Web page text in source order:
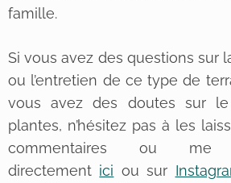
famille.
Si vous avez des questions sur
ou l’entretien de ce type de
vous avez des doutes sur
plantes, n’hésitez pas à les
commentaires ou me
directement ici ou sur